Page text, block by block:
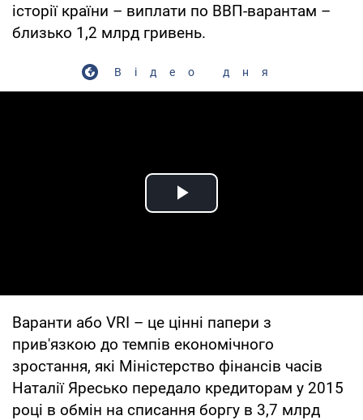
історії країни – виплати по ВВП-варантам –
близько 1,2 млрд гривень.
Відео дня
Play Video
Варанти або VRI – це цінні папери з
прив'язкою до темпів економічного
зростання, які Міністерство фінансів часів
Наталії Яресько передало кредиторам у 2015
році в обмін на списання боргу в 3,7 млрд